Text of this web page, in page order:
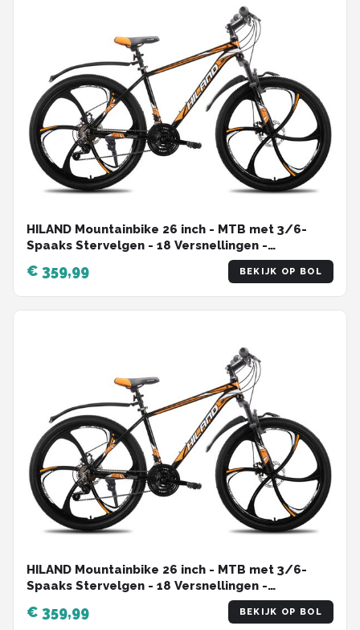
HILAND Mountainbike 26 inch - MTB met 3/6-
Spaaks Stervelgen - 18 Versnellingen -
Lichtgewicht Aluminium Frame - Dubbele
Schijfremmen - Unisex
€ 359,99 BEKIJK OP BOL
HILAND Mountainbike 26 inch - MTB met 3/6-
Spaaks Stervelgen - 18 Versnellingen -
Lichtgewicht Aluminium Frame - Dubbele
Schijfremmen - Unisex
€ 359,99 BEKIJK OP BOL